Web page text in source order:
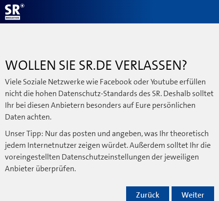
WOLLEN SIE SR.DE VERLASSEN?
Viele Soziale Netzwerke wie Facebook oder Youtube erfüllen
nicht die hohen Datenschutz-Standards des SR. Deshalb solltet
Ihr bei diesen Anbietern besonders auf Eure persönlichen
Daten achten.
Unser Tipp: Nur das posten und angeben, was Ihr theoretisch
jedem Internetnutzer zeigen würdet. Außerdem solltet Ihr die
voreingestellten Datenschutzeinstellungen der jeweiligen
Anbieter überprüfen.
Weiter
Zurück